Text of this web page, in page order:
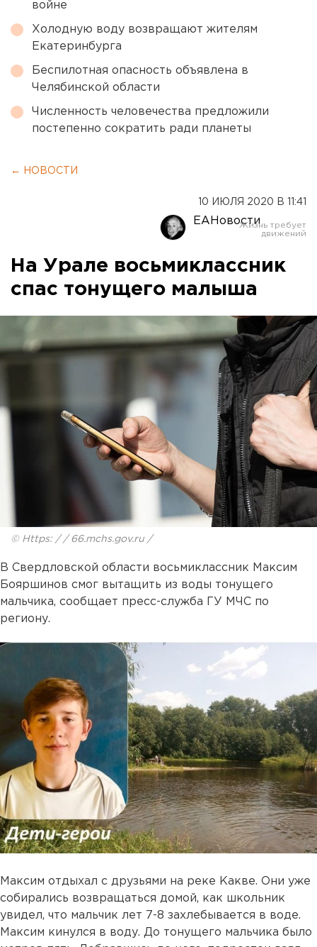
войне
Холодную воду возвращают жителям
Екатеринбурга
Беспилотная опасность объявлена в
Челябинской области
Численность человечества предложили
постепенно сократить ради планеты
← НОВОСТИ
10 ИЮЛЯ 2020 В 11:41
ЕАНовости
На Урале восьмиклассник
спас тонущего малыша
© Https: / / 66.mchs.gov.ru /
В Свердловской области восьмиклассник Максим
Бояршинов смог вытащить из воды тонущего
мальчика, сообщает пресс-служба ГУ МЧС по
региону.
Максим отдыхал с друзьями на реке Какве. Они уже
собирались возвращаться домой, как школьник
увидел, что мальчик лет 7-8 захлебывается в воде.
Максим кинулся в воду. До тонущего мальчика было